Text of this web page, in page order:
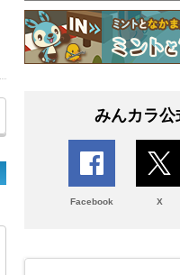
みんカラ公
Facebook X